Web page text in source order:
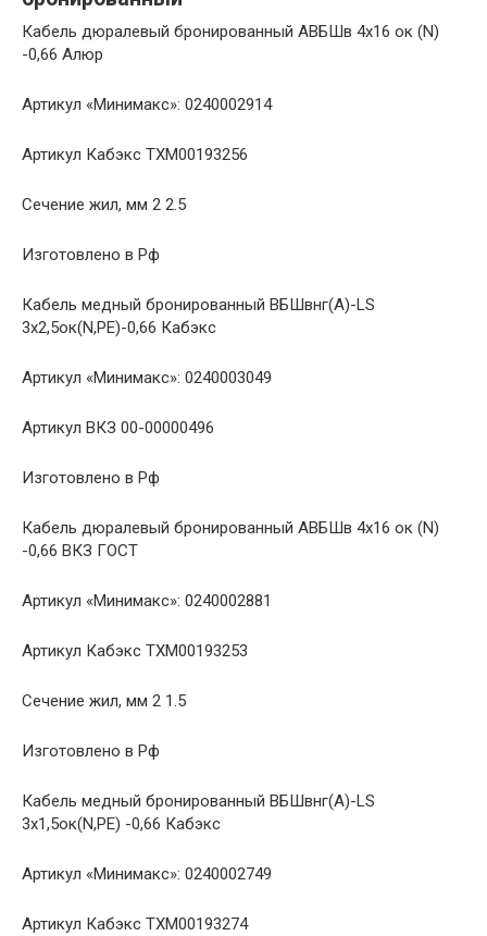
Кабель дюралевый бронированный АВБШв 4х16 ок (N)
-0,66 Алюр
Артикул «Минимакс»: 0240002914
Артикул Кабэкс ТХМ00193256
Сечение жил, мм 2 2.5
Изготовлено в Рф
Кабель медный бронированный ВБШвнг(A)-LS
3х2,5ок(N,PE)-0,66 Кабэкс
Артикул «Минимакс»: 0240003049
Артикул ВКЗ 00-00000496
Изготовлено в Рф
Кабель дюралевый бронированный АВБШв 4х16 ок (N)
-0,66 ВКЗ ГОСТ
Артикул «Минимакс»: 0240002881
Артикул Кабэкс ТХМ00193253
Сечение жил, мм 2 1.5
Изготовлено в Рф
Кабель медный бронированный ВБШвнг(A)-LS
3х1,5ок(N,PE) -0,66 Кабэкс
Артикул «Минимакс»: 0240002749
Артикул Кабэкс ТХМ00193274